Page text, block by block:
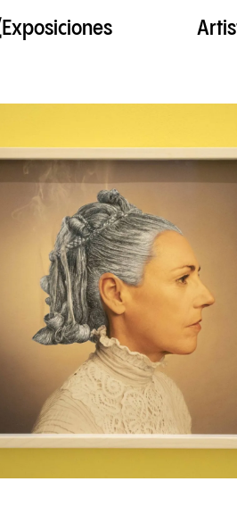
Exposiciones